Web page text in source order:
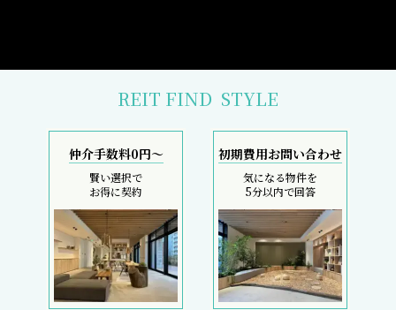
REIT FIND STYLE
仲介手数料0円～
賢い選択で
お得に契約
初期費用お問い合わせ
気になる物件を
5分以内で回答